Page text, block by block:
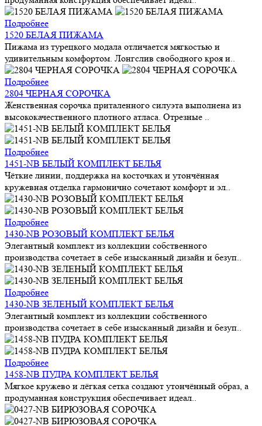
Подробнее
1520 БЕЛАЯ ПИЖАМА
Пижама из турецкого модала отличается мягкостью и
удивительным комфортом. Лонгслив свободного кроя и..
Подробнее
2804 ЧЕРНАЯ СОРОЧКА
Женственная сорочка приталенного силуэта выполнена из
высококачественного плотного атласа. Отрезные ..
Подробнее
1451-NB БЕЛЫЙ КОМПЛЕКТ БЕЛЬЯ
Чёткие линии, поддержка на косточках и утончённая
кружевная отделка гармонично сочетают комфорт и эл..
Подробнее
1430-NB РОЗОВЫЙ КОМПЛЕКТ БЕЛЬЯ
Элегантный комплект из коллекции собственного
производства сочетает в себе изысканный дизайн и безуп..
Подробнее
1430-NB ЗЕЛЕНЫЙ КОМПЛЕКТ БЕЛЬЯ
Элегантный комплект из коллекции собственного
производства сочетает в себе изысканный дизайн и безуп..
Подробнее
1458-NB ПУДРА КОМПЛЕКТ БЕЛЬЯ
Мягкое кружево и лёгкая сетка создают утончённый образ, а
продуманная конструкция обеспечивает идеал..